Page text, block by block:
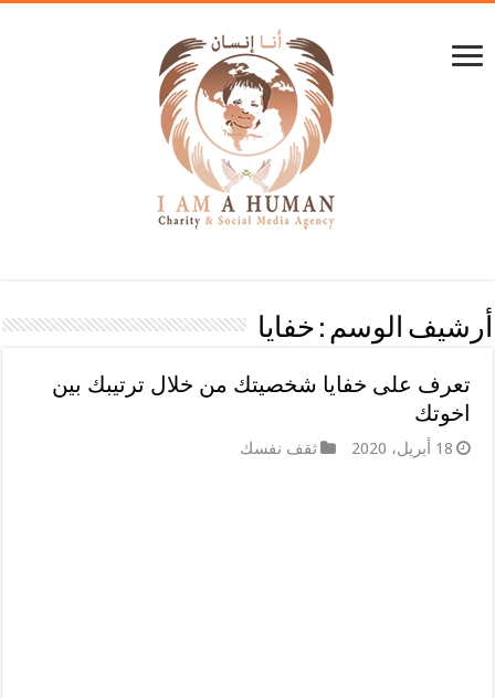
أرشيف الوسم : خفايا
تعرف على خفايا شخصيتك من خلال ترتيبك بين
اخوتك
18 أبريل، 2020 ثقف نفسك